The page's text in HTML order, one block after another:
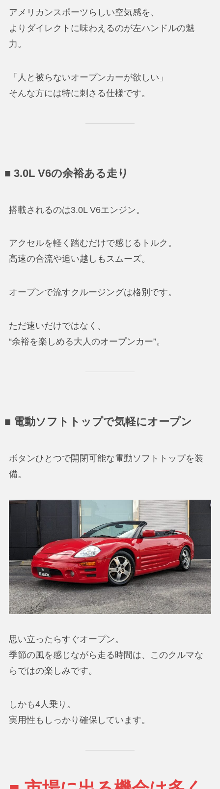
アメリカンスポーツらしい空気感を、
よりダイレクトに味わえるのが左ハンドルの魅
力。
「人と被らないオープンカーが欲しい」
そんな方には特に刺さる仕様です。
■ 3.0L V6の余裕ある走り
搭載されるのは3.0L V6エンジン。
アクセルを軽く踏むだけで感じるトルク。
高速の合流や追い越しもスムーズ。
オープンで流すクルージングは格別です。
ただ速いだけではなく、
“余裕を楽しめる大人のオープンカー”。
■ 電動ソフトトップで気軽にオープン
ボタンひとつで開閉可能な電動ソフトトップを装
備。
思い立ったらすぐオープン。
季節の風を感じながら走る時間は、このクルマな
らではの楽しみです。
しかも4人乗り。
実用性もしっかり確保しています。